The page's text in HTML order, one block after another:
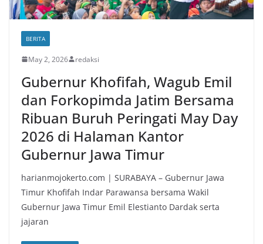
BERITA
May 2, 2026 redaksi
Gubernur Khofifah, Wagub Emil
dan Forkopimda Jatim Bersama
Ribuan Buruh Peringati May Day
2026 di Halaman Kantor
Gubernur Jawa Timur
harianmojokerto.com | SURABAYA – Gubernur Jawa
Timur Khofifah Indar Parawansa bersama Wakil
Gubernur Jawa Timur Emil Elestianto Dardak serta
jajaran